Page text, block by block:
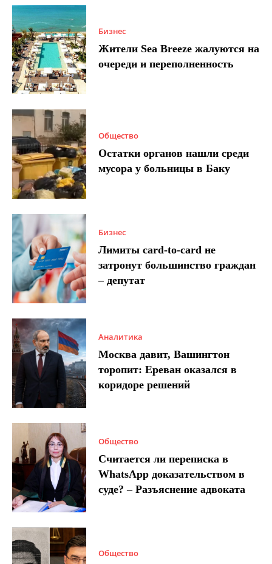
Бизнес
Жители Sea Breeze жалуются на
очереди и переполненность
Общество
Остатки органов нашли среди
мусора у больницы в Баку
Бизнес
Лимиты card-to-card не
затронут большинство граждан
– депутат
Аналитика
Москва давит, Вашингтон
торопит: Ереван оказался в
коридоре решений
Общество
Считается ли переписка в
WhatsApp доказательством в
суде? – Разъяснение адвоката
Общество